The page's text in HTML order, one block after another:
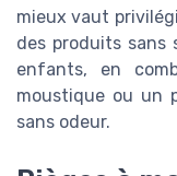
mieux vaut
des produits sans
enfants, en
moustique ou un
sans odeur.